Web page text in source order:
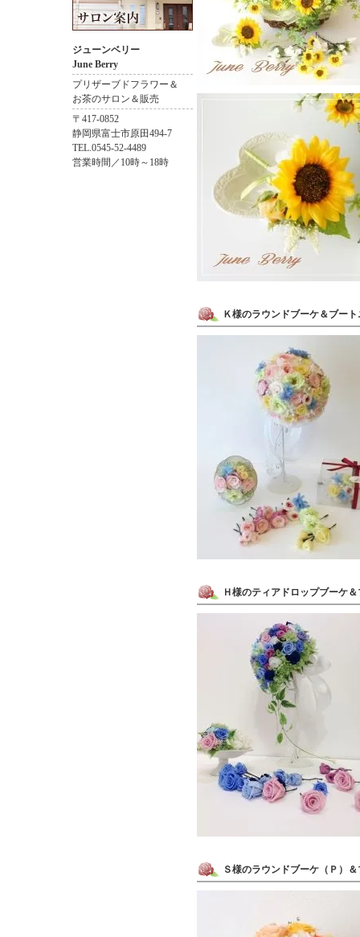
ジューンベリー
June Berry
プリザーブドフラワー＆
お茶のサロン＆販売
〒417-0852
静岡県富士市原田494-7
TEL.0545-52-4489
営業時間／10時～18時
Ｋ様のラウンドブーケ＆ブー
Ｈ様のティアドロップブーケ
Ｓ様のラウンドブーケ（Ｐ）